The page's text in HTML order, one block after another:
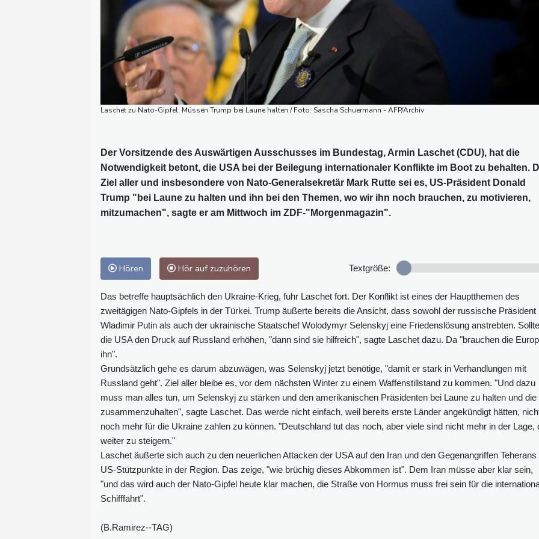
Laschet zu Nato-Gipfel: Müssen Trump bei Laune halten / Foto: Sascha Schuermann - AFP/Archiv
Der Vorsitzende des Auswärtigen Ausschusses im Bundestag, Armin Laschet (CDU), hat die
Notwendigkeit betont, die USA bei der Beilegung internationaler Konflikte im Boot zu behalten.
Ziel aller und insbesondere von Nato-Generalsekretär Mark Rutte sei es, US-Präsident Donald
Trump "bei Laune zu halten und ihn bei den Themen, wo wir ihn noch brauchen, zu motivieren,
mitzumachen", sagte er am Mittwoch im ZDF-"Morgenmagazin".
Hören Hör auf zuzuhören Textgröße:
Das betreffe hauptsächlich den Ukraine-Krieg, fuhr Laschet fort. Der Konflikt ist eines der Hauptthemen des
zweitägigen Nato-Gipfels in der Türkei. Trump äußerte bereits die Ansicht, dass sowohl der russische Präsident
Wladimir Putin als auch der ukrainische Staatschef Wolodymyr Selenskyj eine Friedenslösung anstrebten.
die USA den Druck auf Russland erhöhen, "dann sind sie hilfreich", sagte Laschet dazu. Da "brauchen die
ihn".
Grundsätzlich gehe es darum abzuwägen, was Selenskyj jetzt benötige, "damit er stark in Verhandlungen mit
Russland geht". Ziel aller bleibe es, vor dem nächsten Winter zu einem Waffenstillstand zu kommen. "Und dazu
muss man alles tun, um Selenskyj zu stärken und den amerikanischen Präsidenten bei Laune zu halten und die
zusammenzuhalten", sagte Laschet. Das werde nicht einfach, weil bereits erste Länder angekündigt hätten,
noch mehr für die Ukraine zahlen zu können. "Deutschland tut das noch, aber viele sind nicht mehr in der Lage,
weiter zu steigern."
Laschet äußerte sich auch zu den neuerlichen Attacken der USA auf den Iran und den Gegenangriffen Teherans
US-Stützpunkte in der Region. Das zeige, "wie brüchig dieses Abkommen ist". Dem Iran müsse aber klar sein,
"und das wird auch der Nato-Gipfel heute klar machen, die Straße von Hormus muss frei sein für die
Schifffahrt".
(B.Ramirez--TAG)